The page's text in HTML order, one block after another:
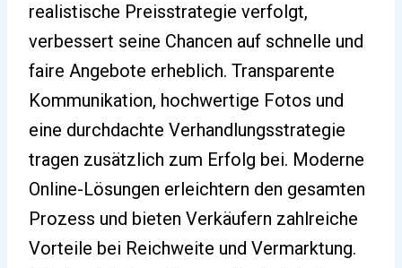
realistische Preisstrategie verfolgt,
verbessert seine Chancen auf schnelle und
faire Angebote erheblich. Transparente
Kommunikation, hochwertige Fotos und
eine durchdachte Verhandlungsstrategie
tragen zusätzlich zum Erfolg bei. Moderne
Online-Lösungen erleichtern den gesamten
Prozess und bieten Verkäufern zahlreiche
Vorteile bei Reichweite und Vermarktung.